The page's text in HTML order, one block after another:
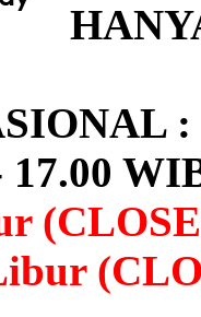
:
17.00